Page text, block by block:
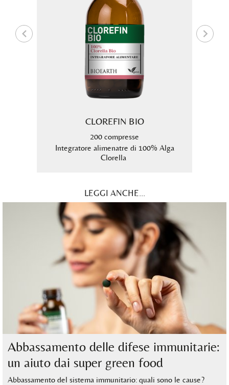
CLOREFIN BIO
200 compresse
Integratore alimenatre di 100% Alga
Clorella
LEGGI ANCHE...
Abbassamento delle difese immunitarie:
un aiuto dai super green food
Abbassamento del sistema immunitario: quali sono le cause?